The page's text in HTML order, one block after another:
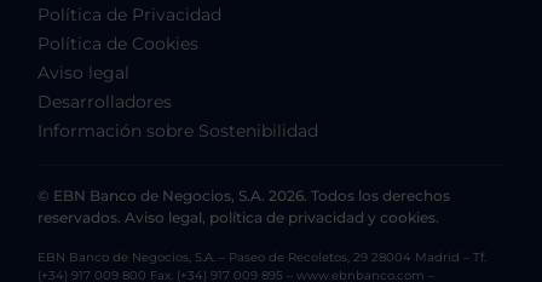
Política de Privacidad
Política de Cookies
Aviso legal
Desarrolladores
Información sobre Sostenibilidad
© EBN Banco de Negocios, S.A. 2026. Todos los derechos
reservados. Aviso legal, política de privacidad y cookies.
EBN Banco de Negocios, S.A. – Paseo de Recoletos, 29 28004 Madrid – Tf.
(+34) 917 009 800 Fax. (+34) 917 009 895 – www.ebnbanco.com –